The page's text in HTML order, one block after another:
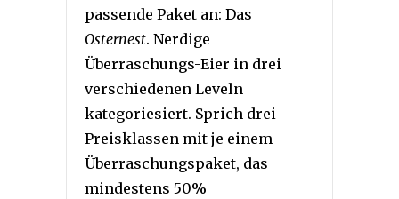
passende Paket an: Das
Osternest. Nerdige
Überraschungs-Eier in drei
verschiedenen Leveln
kategoriesiert. Sprich drei
Preisklassen mit je einem
Überraschungspaket, das
mindestens 50%